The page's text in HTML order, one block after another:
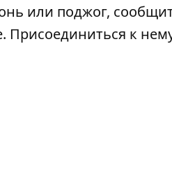
или поджог,
Присоединиться к